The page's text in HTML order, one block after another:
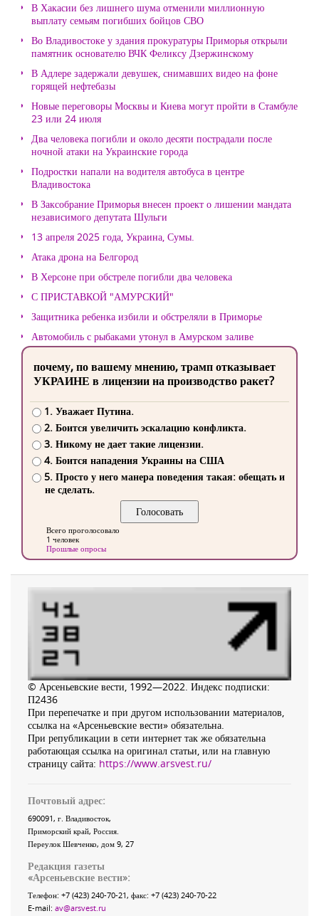
В Хакасии без лишнего шума отменили миллионную
выплату семьям погибших бойцов СВО
Во Владивостоке у здания прокуратуры Приморья открыли
памятник основателю ВЧК Феликсу Дзержинскому
В Адлере задержали девушек, снимавших видео на фоне
горящей нефтебазы
Новые переговоры Москвы и Киева могут пройти в Стамбуле
23 или 24 июля
Два человека погибли и около десяти пострадали после
ночной атаки на Украинские города
Подростки напали на водителя автобуса в центре
Владивостока
В Заксобрание Приморья внесен проект о лишении мандата
независимого депутата Шульги
13 апреля 2025 года, Украина, Сумы.
Атака дрона на Белгород
В Херсоне при обстреле погибли два человека
С ПРИСТАВКОЙ "АМУРСКИЙ"
Защитника ребенка избили и обстреляли в Приморье
Автомобиль с рыбаками утонул в Амурском заливе
почему, по вашему мнению, трамп отказывает
УКРАИНЕ в лицензии на производство ракет?
1. Уважает Путина.
2. Боится увеличить эскалацию конфликта.
3. Никому не дает такие лицензии.
4. Боится нападения Украины на США
5. Просто у него манера поведения такая: обещать и
не сделать.
Всего проголосовало
1 человек
Прошлые опросы
© Арсеньевские вести, 1992—2022. Индекс подписки:
П2436
При перепечатке и при другом использовании материалов,
ссылка на «Арсеньевские вести» обязательна.
При републикации в сети интернет так же обязательна
работающая ссылка на оригинал статьи, или на главную
страницу сайта: https://www.arsvest.ru/
Почтовый адрес:
690091, г. Владивосток,
Приморский край, Россия
Переулок Шевченко, дом 9, 27
Редакция газеты
«Арсеньевские вести»:
Телефон: +7 (423) 240-70-21, факс: +7 (423) 240-70-22
E-mail: av@arsvest.ru